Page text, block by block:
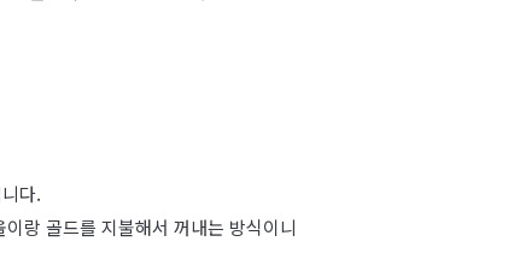
다.
랑 골드를 지불해서 꺼내는 방식이니